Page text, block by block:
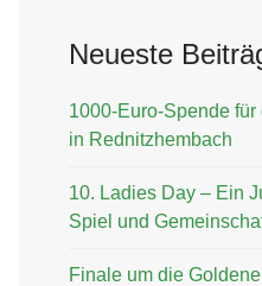
Neueste
1000-Euro-Spende
in Rednitzhembach
10. Ladies Day – Ein
Spiel und
Finale um die